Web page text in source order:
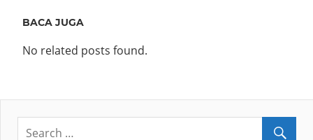
BACA JUGA
No related posts found.